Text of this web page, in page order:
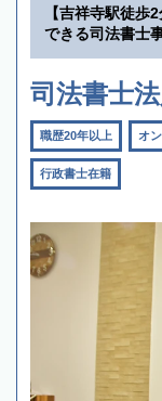
【吉祥寺駅徒歩
できる司法書士
司法書士
職歴20年以上 オ
行政書士在籍